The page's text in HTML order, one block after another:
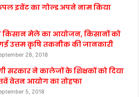
इवेंट का गोल्ड अपने नाम किया
किसान मेले का आयोजन, किसानों को
उत्तम कृषि तकनीक की जानकारी
28, 2018
सरकार ने कालेजों के शिक्षकों को दिया
वेतन आयोग का तोहफा
5, 2018